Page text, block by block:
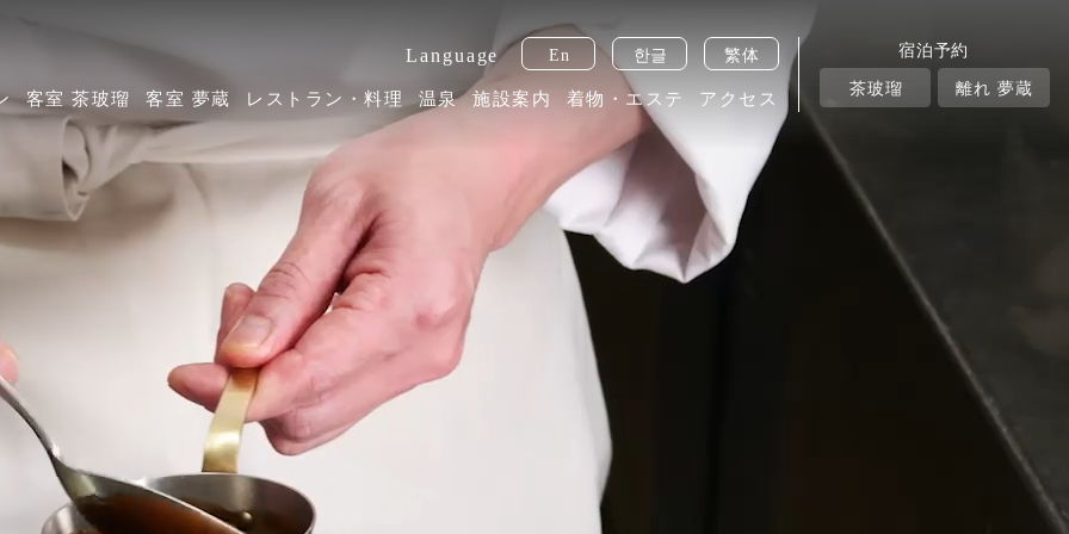
En 한글 繁体
客室 茶玻瑠 客室 夢蔵 レストラン・料理 温泉 施設案内 着物・エステ アクセス
宿泊予約
茶玻瑠 離れ 夢蔵